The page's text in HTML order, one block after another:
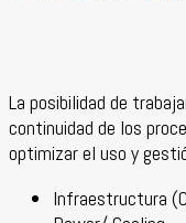
La posibilidad de
continuidad de los
optimizar el uso y
Infraestructura